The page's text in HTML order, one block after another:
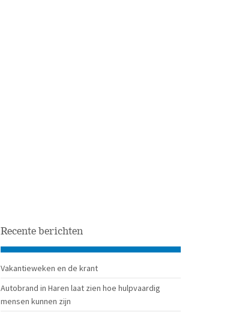
Recente berichten
Vakantieweken en de krant
Autobrand in Haren laat zien hoe hulpvaardig
mensen kunnen zijn